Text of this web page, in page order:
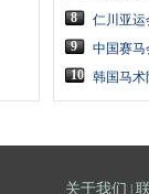
8
仁川亚运
9
中国赛马
10 韩国马术
关于我们